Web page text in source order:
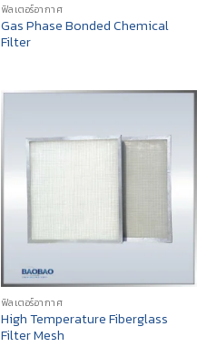
ฟิลเตอร์อากาศ
Gas Phase Bonded Chemical
Filter
ฟิลเตอร์อากาศ
High Temperature Fiberglass
Filter Mesh